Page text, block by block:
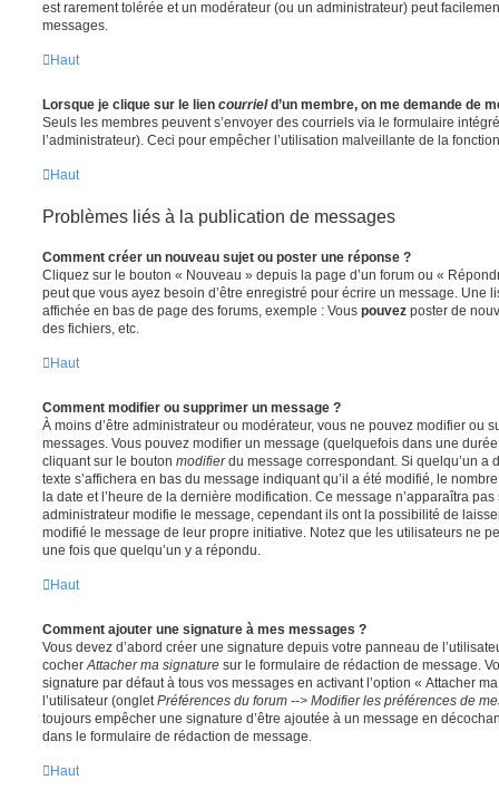
est rarement tolérée et un modérateur (ou un administrateur) peut
messages.
Haut
Lorsque je clique sur le lien courrield’un membre, on me demande de
Seuls les membres peuvent s’envoyer des courriels via le formulaire
l’administrateur). Ceci pour empêcher l’utilisation malveillante de la
Haut
Problèmes liés à la publication de messages
Comment créer un nouveau sujet ou poster une réponse ?
Cliquez sur le bouton « Nouveau » depuis la page d’un forum ou «
peut que vous ayez besoin d’être enregistré pour écrire un message. Une
affichée en bas de page des forums, exemple : Vous pouvez poster de
des fichiers, etc.
Haut
Comment modifier ou supprimer un message ?
À moins d’être administrateur ou modérateur, vous ne pouvez modifier ou
messages. Vous pouvez modifier un message (quelquefois dans une
cliquant sur le bouton modifierdu message correspondant. Si quelqu’un a
texte s’affichera en bas du message indiquant qu’il a été modifié, le
la date et l’heure de la dernière modification. Ce message n’apparaîtra
administrateur modifie le message, cependant ils ont la possibilité de
modifié le message de leur propre initiative. Notez que les utilisateurs ne
une fois que quelqu’un y a répondu.
Haut
Comment ajouter une signature à mes messages ?
Vous devez d’abord créer une signature depuis votre panneau de
cocher Attacher ma signature sur le formulaire de rédaction de message.
signature par défaut à tous vos messages en activant l’option « Attacher
l’utilisateur (onglet Préférences du forum --> Modifier les préférences de
toujours empêcher une signature d’être ajoutée à un message en
dans le formulaire de rédaction de message.
Haut